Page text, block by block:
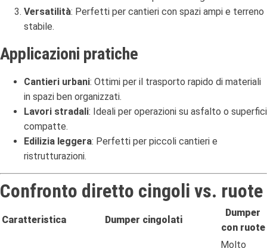
Versatilità: Perfetti per cantieri con spazi ampi e terreno
stabile.
Applicazioni pratiche
Cantieri urbani: Ottimi per il trasporto rapido di materiali
in spazi ben organizzati.
Lavori stradali: Ideali per operazioni su asfalto o superfici
compatte.
Edilizia leggera: Perfetti per piccoli cantieri e
ristrutturazioni.
Confronto diretto cingoli vs. ruote
Caratteristica Dumper cingolati
Dumper
con ruote
Molto